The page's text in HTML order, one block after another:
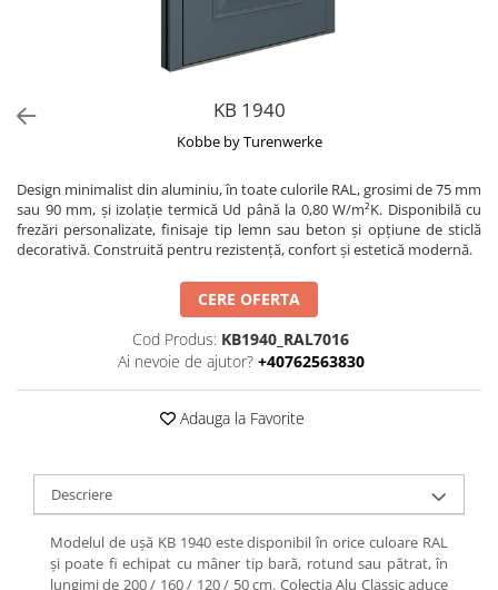
KB 1940
Kobbe by Turenwerke
Design minimalist din aluminiu, în toate culorile RAL, grosimi de 75 mm
sau 90 mm, și izolație termică Ud până la 0,80 W/m²K. Disponibilă cu
frezări personalizate, finisaje tip lemn sau beton și opțiune de sticlă
decorativă. Construită pentru rezistență, confort și estetică modernă.
CERE OFERTA
Cod Produs: KB1940_RAL7016
Ai nevoie de ajutor? +40762563830
Adauga la Favorite
Descriere
Modelul de ușă KB 1940 este disponibil în orice culoare RAL
și poate fi echipat cu mâner tip bară, rotund sau pătrat, în
lungimi de 200 / 160 / 120 / 50 cm. Colecția Alu Classic aduce